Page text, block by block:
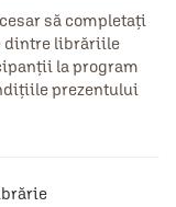
să completați
dintre librăriile
la program
prezentului